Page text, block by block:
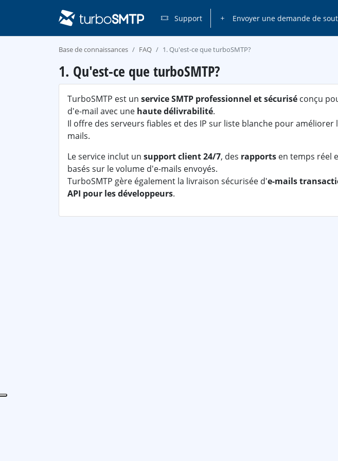
Support Envoyer une demande de
Base de connaissances FAQ 1. Qu'est-ce que turboSMTP?
1. Qu'est-ce que turboSMTP?
TurboSMTP est un service SMTP professionnel et sécurisé conçu
d'e-mail avec une haute délivrabilité.
Il offre des serveurs fiables et des IP sur liste blanche pour améliorer
mails.
Le service inclut un support client 24/7, des rapports en temps réel
basés sur le volume d'e-mails envoyés.
TurboSMTP gère également la livraison sécurisée d'e-mails
API pour les développeurs.